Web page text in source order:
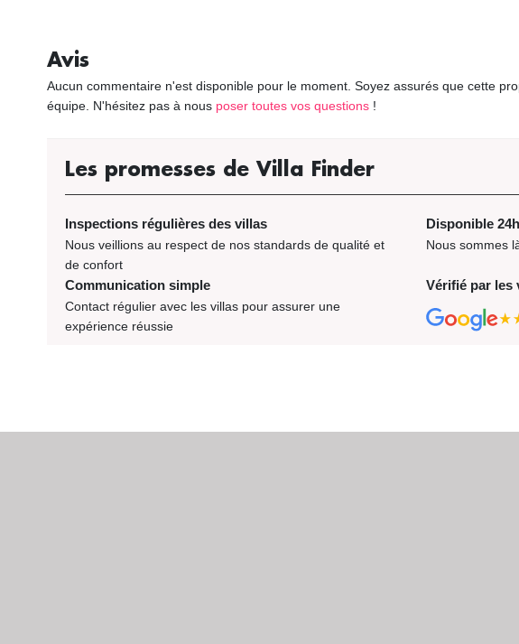
Avis
Aucun commentaire n'est disponible pour le moment. Soyez assurés que cette
équipe. N'hésitez pas à nous poser toutes vos questions !
Les promesses de Villa Finder
Inspections régulières des villas
Nous veillions au respect de nos standards de qualité et
de confort
Disponible
Nous sommes
Communication simple
Contact régulier avec les villas pour assurer une
expérience réussie
Vérifié par les